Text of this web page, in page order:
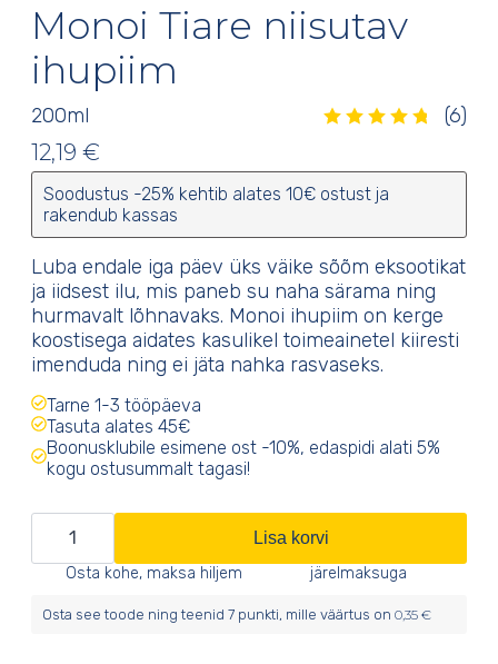
Monoi Tiare niisutav
ihupiim
200ml
Hinnatud
4.83 /5 6kliendi
(6)
12,19 €
Soodustus -25% kehtib alates 10€ ostust ja
rakendub kassas
Luba endale iga päev üks väike sõõm eksootikat
ja iidsest ilu, mis paneb su naha särama ning
hurmavalt lõhnavaks. Monoi ihupiim on kerge
koostisega aidates kasulikel toimeainetel kiiresti
imenduda ning ei jäta nahka rasvaseks.
Tarne 1-3 tööpäeva
Tasuta alates 45€
Boonusklubile esimene ost -10%, edaspidi alati 5%
kogu ostusummalt tagasi!
Monoi
Tiare
Lisa korvi
Osta kohe, maksa hiljem
järelmaksuga
Osta see toode ning teenid 7 punkti, mille väärtus on 0,35 €